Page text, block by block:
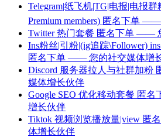
Telegram|纸飞机|TG|电报|电报群
Premium members) 匿名下单
Twitter 热门套餐 匿名下单 ——
Ins粉丝|引粉|(ig追踪\Follower)
匿名下单 —— 您的社交媒体增
Discord 服务器拉人与社群加
媒体增长伙伴
Google SEO 优化移动套餐 匿
增长伙伴
Tiktok 视频浏览播放量|view
体增长伙伴